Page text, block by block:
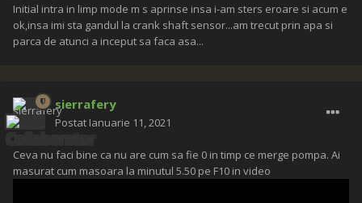
Initial intra in limp mode m s aprinse insa i-am sters eroare si acum e
ok,insa imi sta gandul la crank shaft sensor...am trecut prin apa si
parca de atunci a inceput sa faca asa...
sierrafery
Postat Ianuarie 11, 2021
Ceva nu faci bine ca nu are cum sa fie 0 in timp ce merge pompa. Ai
masurat cum masoara la minutul 5.50 pe F10 in video